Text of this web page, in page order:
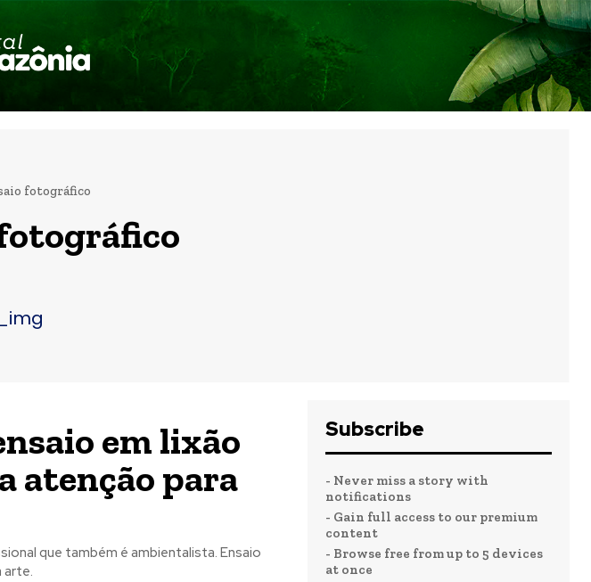
fotográfico
em lixão
atenção para
que também é ambientalista. Ensaio
arte.
Subscribe
- Never miss a story with
notifications
- Gain full access to our premium
content
- Browse free from up to 5 devices
at once